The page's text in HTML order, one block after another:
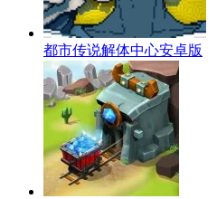
都市传说解体中心安卓版